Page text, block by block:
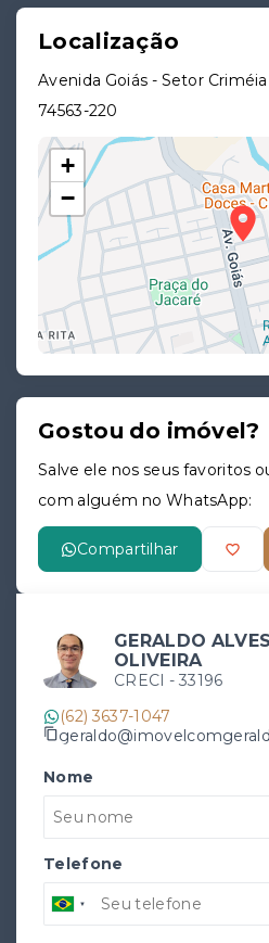
Localização
Avenida Goiás - Setor
74563-220
+
−
Gostou do imóvel?
Salve ele nos seus favoritos
com alguém no WhatsApp:
Compartilhar
GERALDO
OLIVEIRA
CRECI - 33196
(62) 3637-1047
Nome
Telefone